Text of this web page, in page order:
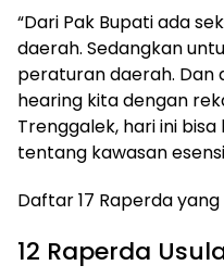
“Dari Pak Bupati ada
daerah. Sedangkan
peraturan daerah. Dan
hearing kita dengan
Trenggalek, hari ini
tentang kawasan
Daftar 17 Raperda
12 Raperda